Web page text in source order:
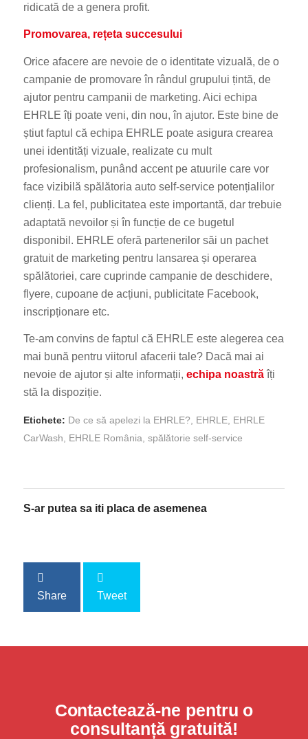
ridicată de a genera profit.
Promovarea, rețeta succesului
Orice afacere are nevoie de o identitate vizuală, de o
campanie de promovare în rândul grupului țintă, de
ajutor pentru campanii de marketing. Aici echipa
EHRLE îți poate veni, din nou, în ajutor. Este bine de
știut faptul că echipa EHRLE poate asigura crearea
unei identități vizuale, realizate cu mult
profesionalism, punând accent pe atuurile care vor
face vizibilă spălătoria auto self-service potențialilor
clienți. La fel, publicitatea este importantă, dar trebuie
adaptată nevoilor și în funcție de ce bugetul
disponibil. EHRLE oferă partenerilor săi un pachet
gratuit de marketing pentru lansarea și operarea
spălătoriei, care cuprinde campanie de deschidere,
flyere, cupoane de acțiuni, publicitate Facebook,
inscripționare etc.
Te-am convins de faptul că EHRLE este alegerea cea
mai bună pentru viitorul afacerii tale? Dacă mai ai
nevoie de ajutor și alte informații, echipa noastrăîți
stă la dispoziție.
Etichete: De ce să apelezi la EHRLE? EHRLE, EHRLE
CarWash
EHRLE România spălătorie self-service
S-ar putea sa iti placa de asemenea
Share Tweet
Contactează-ne pentru o
consultanță gratuită!